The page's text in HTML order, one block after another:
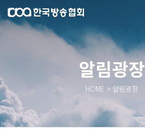
알림광장
HOME > 알림광장